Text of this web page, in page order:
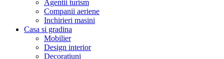
Agentii turism
Companii aeriene
Inchirieri masini
Casa si gradina
Mobilier
Design interior
Decoratiuni